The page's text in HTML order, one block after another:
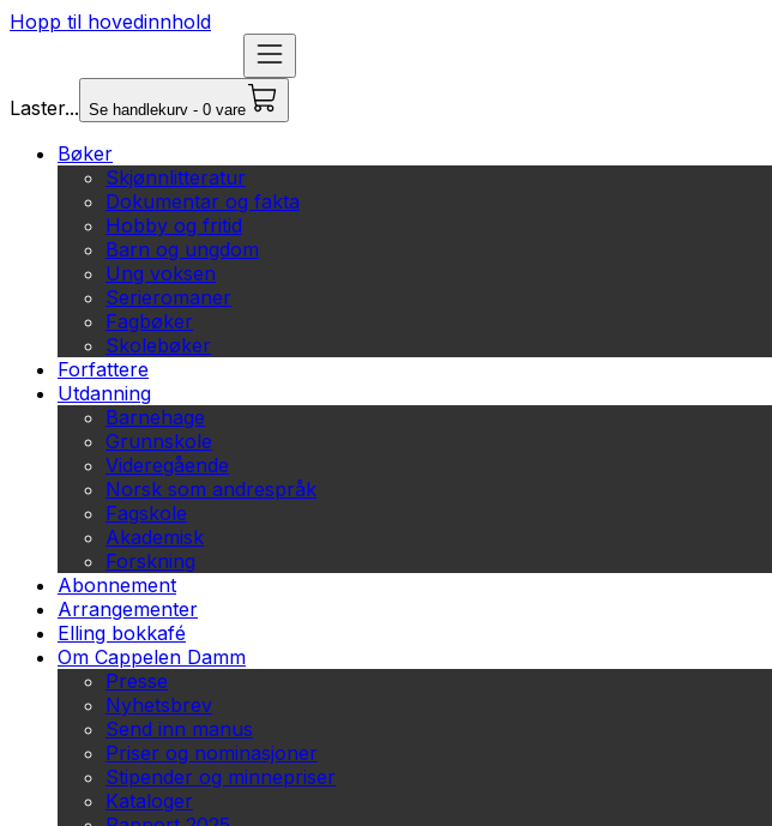
Hopp til hovedinnhold
Laster... Se handlekurv - 0 vare
Bøker
Skjønnlitteratur
Dokumentar og fakta
Hobby og fritid
Barn og ungdom
Ung voksen
Serieromaner
Fagbøker
Skolebøker
Forfattere
Utdanning
Barnehage
Grunnskole
Videregående
Norsk som andrespråk
Fagskole
Akademisk
Forskning
Abonnement
Arrangementer
Elling bokkafé
Om Cappelen Damm
Presse
Nyhetsbrev
Send inn manus
Priser og nominasjoner
Stipender og minnepriser
Kataloger